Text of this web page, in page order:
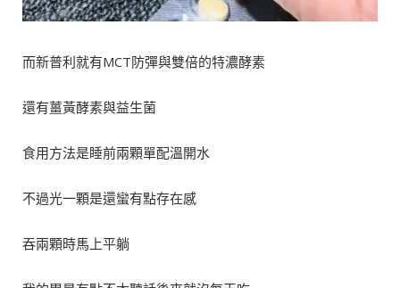
而新普利就有MCT防彈與雙倍的特濃酵素
還有薑黃酵素與益生菌
食用方法是睡前兩顆單配溫開水
不過光一顆是還蠻有點存在感
吞兩顆時馬上平躺